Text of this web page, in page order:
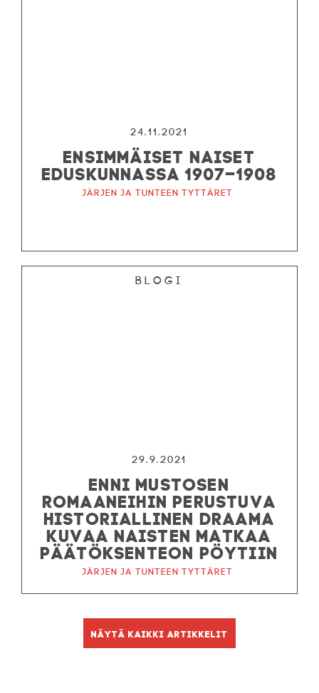
24.11.2021
ENSIMMÄISET NAISET
EDUSKUNNASSA 1907–1908
Järjen ja tunteen tyttäret
Blogi
29.9.2021
ENNI MUSTOSEN
ROMAANEIHIN PERUSTUVA
HISTORIALLINEN DRAAMA
KUVAA NAISTEN MATKAA
PÄÄTÖKSENTEON PÖYTIIN
Järjen ja tunteen tyttäret
Näytä kaikki artikkelit